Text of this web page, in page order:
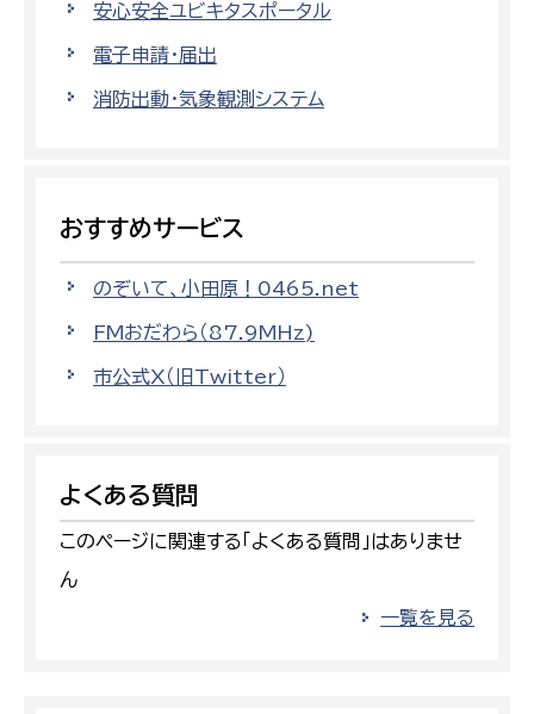
安心安全ユビキタスポータル
電子申請・届出
消防出動・気象観測システム
おすすめサービス
のぞいて、小田原！0465.net
FMおだわら（87.9MHz)
市公式X（旧Twitter）
よくある質問
このページに関連する「よくある質問」はありませ
ん
一覧を見る